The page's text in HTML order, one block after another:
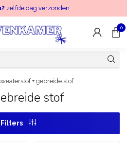
zelfde dag verzonden
0
+ gebreide stof
stof
Filters